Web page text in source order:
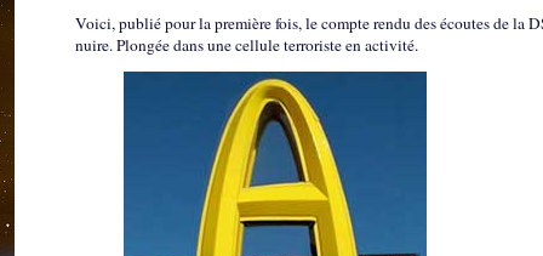
Voici, publié pour la première fois, le compte rendu des écoutes de la
nuire. Plongée dans une cellule terroriste en activité.